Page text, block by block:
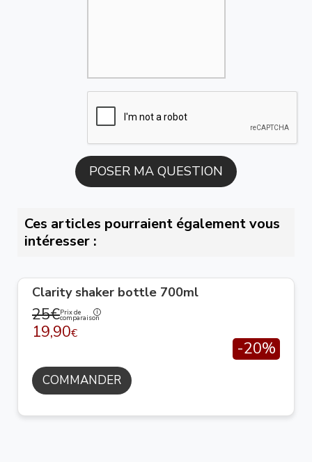
Ces articles pourraient également vous
intéresser :
Clarity shaker bottle 700ml
25€Prix de
comparaison
19,90€
-20%
COMMANDER